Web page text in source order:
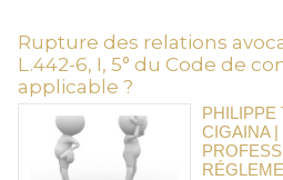
Rupture des relations
L.442-6, I, 5° du Code de
applicable ?
PHILIPPE
CIGAINA |